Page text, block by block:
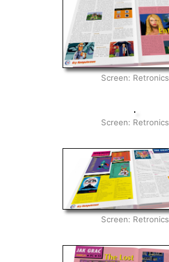
Screen: Retronics
Screen: Retronics
Screen: Retronics